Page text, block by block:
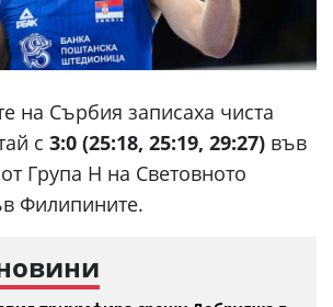
на Сърбия записаха чиста
с 3:0 (25:18, 25:19, 29:27) във
Група Н на Световното
Филипините.